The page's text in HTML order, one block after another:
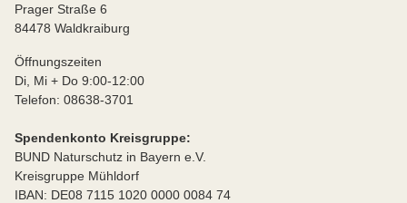
Prager Straße 6
84478 Waldkraiburg
Öffnungszeiten
Di, Mi + Do 9:00-12:00
Telefon: 08638-3701
Spendenkonto Kreisgruppe:
BUND Naturschutz in Bayern e.V.
Kreisgruppe Mühldorf
IBAN: DE08 7115 1020 0000 0084 74